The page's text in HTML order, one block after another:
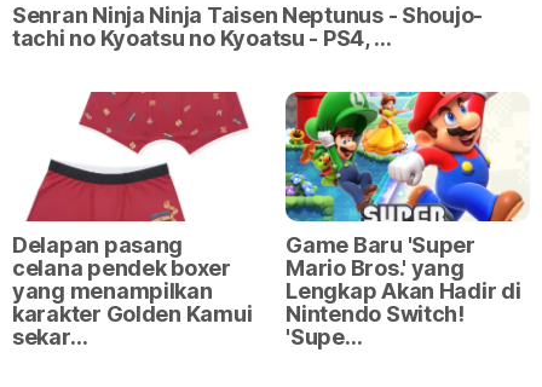
Senran Ninja Ninja Taisen Neptunus - Shoujo-
tachi no Kyoatsu no Kyoatsu - PS4, …
Delapan pasang
celana pendek boxer
yang menampilkan
karakter Golden Kamui
sekar…
Game Baru 'Super
Mario Bros.' yang
Lengkap Akan Hadir di
Nintendo Switch!
'Supe…